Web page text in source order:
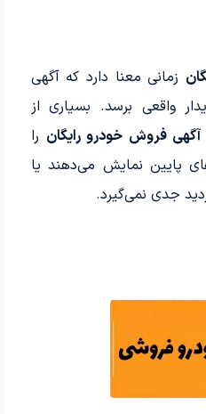
زمانی معنا دارد که آگهی
واقعی برسد. بسیاری از
فروش خودرو رایگان را
پایین نمایش می‌دهند یا
جدی نمی‌گیرد.